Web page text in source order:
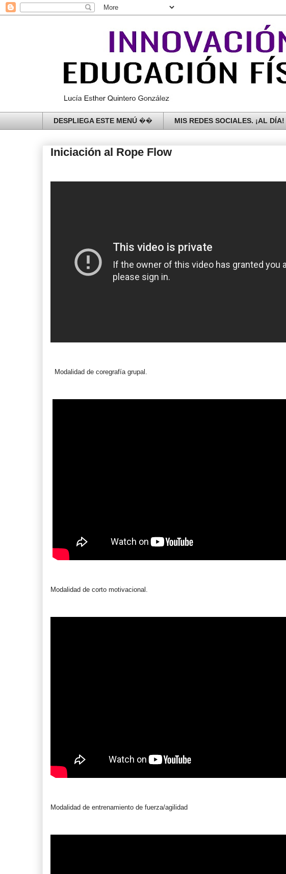
DESPLIEGA ESTE MENÚ �� MIS REDES SOCIALES. ¡AL DÍA!
Iniciación al Rope Flow
Modalidad de coregrafía grupal.
Modalidad de corto motivacional.
Modalidad de entrenamiento de fuerza/agilidad